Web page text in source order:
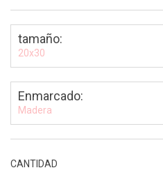
tamaño:
20x30
Enmarcado:
Madera
CANTIDAD